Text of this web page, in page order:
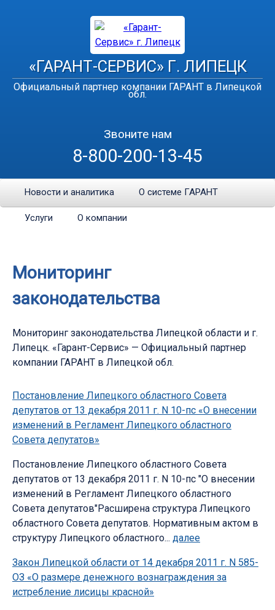
«ГАРАНТ-СЕРВИС» Г. ЛИПЕЦК
Официальный партнер компании ГАРАНТ в Липецкой
обл.
Звоните нам
8-800-200-13-45
Новости и аналитика О системе ГАРАНТ
Услуги О компании
Мониторинг
законодательства
Мониторинг законодательства Липецкой области и г.
Липецк. «Гарант-Сервис» — Официальный партнер
компании ГАРАНТ в Липецкой обл.
Постановление Липецкого областного Совета
депутатов от 13 декабря 2011 г. N 10-пс «О внесении
изменений в Регламент Липецкого областного
Совета депутатов»
Постановление Липецкого областного Совета
депутатов от 13 декабря 2011 г. N 10-пс "О внесении
изменений в Регламент Липецкого областного
Совета депутатов"Расширена структура Липецкого
областного Совета депутатов. Нормативным актом в
структуру Липецкого областного... далее
Закон Липецкой области от 14 декабря 2011 г. N 585-
ОЗ «О размере денежного вознаграждения за
истребление лисицы красной»